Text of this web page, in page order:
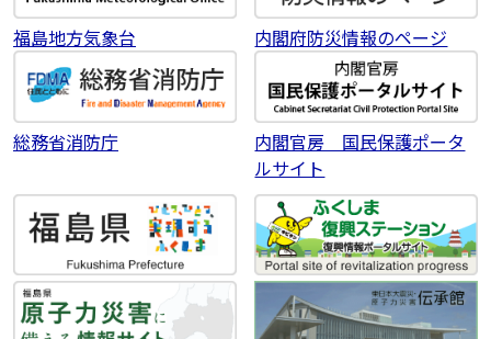
福島地方気象台 内閣府防災情報のページ
総務省消防庁
内閣官房 国民保護ポータ
ルサイト